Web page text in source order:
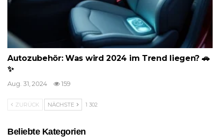
Autozubehör: Was wird 2024 im Trend liegen? 🚗
✨
Aug. 31, 2024 159
ZURÜCK NÄCHSTE 1 302
Beliebte Kategorien